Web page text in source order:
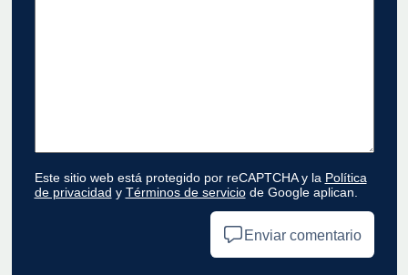
Este sitio web está protegido por reCAPTCHA y la Política
de privacidad y Términos de serviciode Google aplican.
Enviar comentario